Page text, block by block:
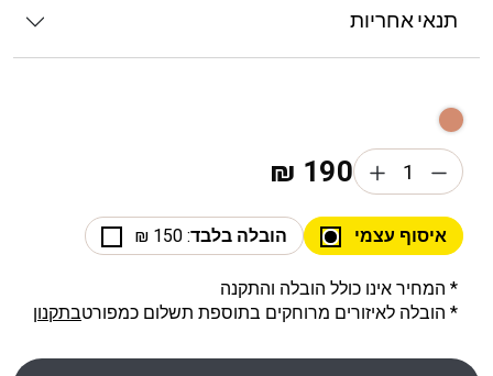
תנאי אחריות
₪ 190
איסוף עצמי הובלה בלבד: 150 ₪
* המחיר אינו כולל הובלה והתקנה
* הובלה לאיזורים מרוחקים בתוספת תשלום כמפורטבתקנון